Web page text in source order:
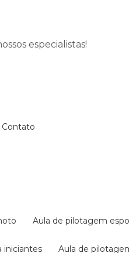
especialistas!
Contato
aula de pilotagem
iniciantes aula de